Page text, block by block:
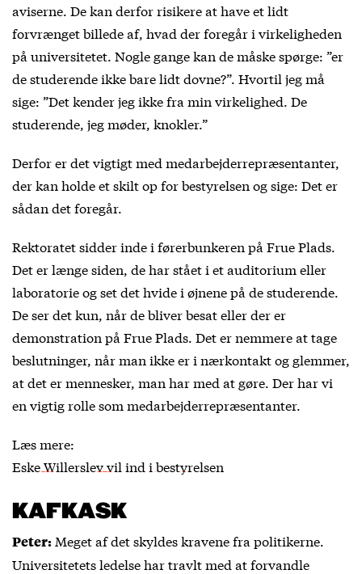
aviserne. De kan derfor risikere at have et lidt
forvrænget billede af, hvad der foregår i virkeligheden
på universitetet. Nogle gange kan de måske spørge: ”er
de studerende ikke bare lidt dovne?”. Hvortil jeg må
sige: ”Det kender jeg ikke fra min virkelighed. De
studerende, jeg møder, knokler.”
Derfor er det vigtigt med medarbejderrepræsentanter,
der kan holde et skilt op for bestyrelsen og sige: Det er
sådan det foregår.
Rektoratet sidder inde i førerbunkeren på Frue Plads.
Det er længe siden, de har stået i et auditorium eller
laboratorie og set det hvide i øjnene på de studerende.
De ser det kun, når de bliver besat eller der er
demonstration på Frue Plads. Det er nemmere at tage
beslutninger, når man ikke er i nærkontakt og glemmer,
at det er mennesker, man har med at gøre. Der har vi
en vigtig rolle som medarbejderrepræsentanter.
Læs mere:
Eske Willerslev vil ind i bestyrelsen
KAFKASK
Peter: Meget af det skyldes kravene fra politikerne.
Universitetets ledelse har travlt med at forvandle